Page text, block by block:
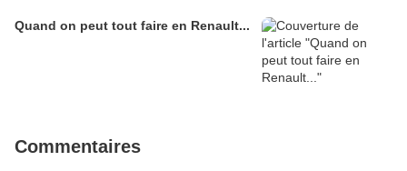
Quand on peut tout faire en Renault...
Commentaires